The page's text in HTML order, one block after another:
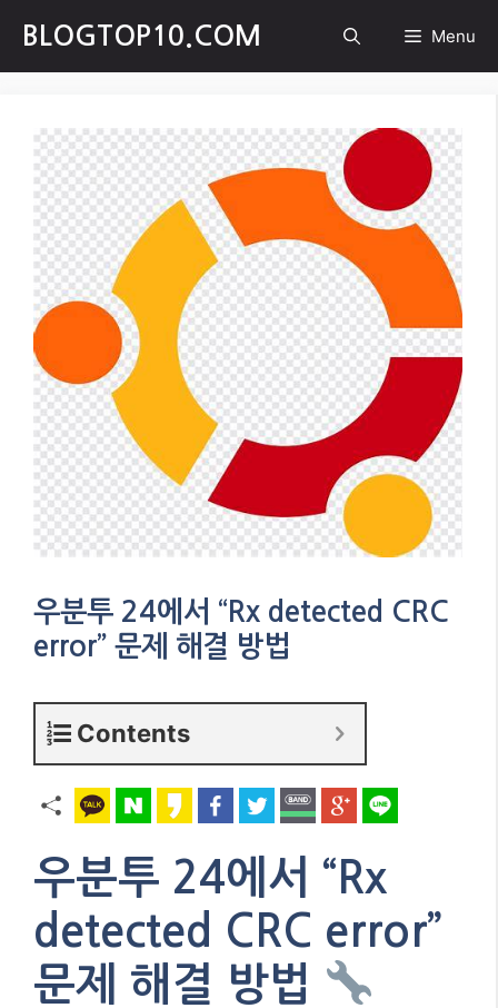
content
BLOGTOP10.COM Menu
우분투 24에서 “Rx detected CRC
error” 문제 해결 방법
Contents
우분투 24에서 “Rx
detected CRC error”
문제 해결 방법